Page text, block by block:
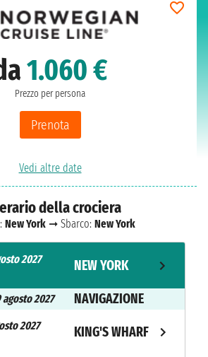
1.060 €
Prezzo per persona
Prenota
Vedi altre date
della crociera
New York➞ Sbarco: New York
2027
NEW YORK
2027 NAVIGAZIONE
2027
KING'S WHARF